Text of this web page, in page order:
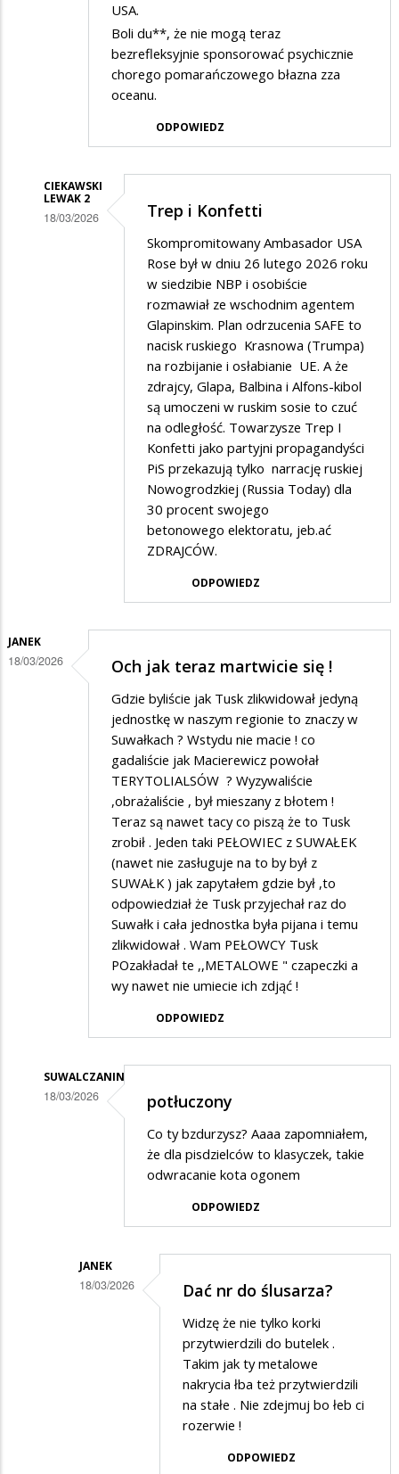
USA.
Boli du**, że nie mogą teraz
bezrefleksyjnie sponsorować psychicznie
chorego pomarańczowego błazna zza
oceanu.
ODPOWIEDZ
CIEKAWSKI
LEWAK 2
18/03/2026
SUWALCZANIN
Trep i Konfetti
Skompromitowany Ambasador USA
Rose był w dniu 26 lutego 2026 roku
w siedzibie NBP i osobiście
rozmawiał ze wschodnim agentem
Glapinskim. Plan odrzucenia SAFE to
nacisk ruskiego Krasnowa (Trumpa)
na rozbijanie i osłabianie UE. A że
zdrajcy, Glapa, Balbina i Alfons-kibol
są umoczeni w ruskim sosie to czuć
na odległość. Towarzysze Trep I
Konfetti jako partyjni propagandyści
PiS przekazują tylko narrację ruskiej
Nowogrodzkiej (Russia Today) dla
30 procent swojego
betonowego elektoratu, jeb.ać
ZDRAJCÓW.
ODPOWIEDZ
JANEK
18/03/2026 Och jak teraz martwicie się !
Gdzie byliście jak Tusk zlikwidował jedyną
jednostkę w naszym regionie to znaczy w
Suwałkach ? Wstydu nie macie ! co
gadaliście jak Macierewicz powołał
TERYTOLIALSÓW ? Wyzywaliście
,obrażaliście , był mieszany z błotem !
Teraz są nawet tacy co piszą że to Tusk
zrobił . Jeden taki PEŁOWIEC z SUWAŁEK
(nawet nie zasługuje na to by był z
SUWAŁK ) jak zapytałem gdzie był ,to
odpowiedział że Tusk przyjechał raz do
Suwałk i cała jednostka była pijana i temu
zlikwidował . Wam PEŁOWCY Tusk
POzakładał te ,,METALOWE " czapeczki a
wy nawet nie umiecie ich zdjąć !
ODPOWIEDZ
SUWALCZANIN
18/03/2026
odpowiedzi
potłuczony
Co ty bzdurzysz? Aaaa zapomniałem,
że dla pisdzielców to klasyczek, takie
odwracanie kota ogonem
ODPOWIEDZ
JANEK
18/03/2026 Dać nr do ślusarza?
Widzę że nie tylko korki
przytwierdzili do butelek .
Takim jak ty metalowe
nakrycia łba też przytwierdzili
na stałe . Nie zdejmuj bo łeb ci
rozerwie !
ODPOWIEDZ